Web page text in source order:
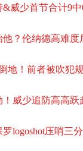
威少首节合计9
？伦纳德高难
地！前者被吹犯
威少追防高高跃
logoshot压哨三